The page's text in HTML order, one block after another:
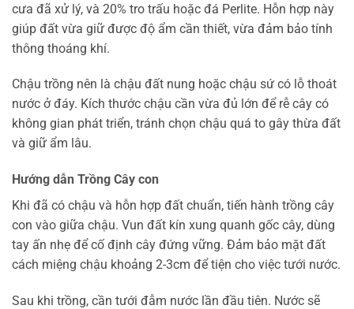
cưa đã xử lý, và 20% tro trấu hoặc đá Perlite. Hỗn hợp này
giúp đất vừa giữ được độ ẩm cần thiết, vừa đảm bảo tính
thông thoáng khí.
Chậu trồng nên là chậu đất nung hoặc chậu sứ có lỗ thoát
nước ở đáy. Kích thước chậu cần vừa đủ lớn để rễ cây có
không gian phát triển, tránh chọn chậu quá to gây thừa đất
và giữ ẩm lâu.
Hướng dẫn Trồng Cây con
Khi đã có chậu và hỗn hợp đất chuẩn, tiến hành trồng cây
con vào giữa chậu. Vun đất kín xung quanh gốc cây, dùng
tay ấn nhẹ để cố định cây đứng vững. Đảm bảo mặt đất
cách miệng chậu khoảng 2-3cm để tiện cho việc tưới nước.
Sau khi trồng, cần tưới đẫm nước lần đầu tiên. Nước sẽ